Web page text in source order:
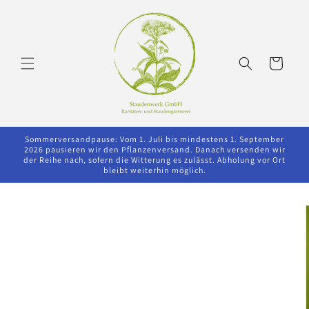
Warenkorb
Sommerversandpause: Vom 1. Juli bis mindestens 1. September
2026 pausieren wir den Pflanzenversand. Danach versenden wir
der Reihe nach, sofern die Witterung es zulässt. Abholung vor Ort
bleibt weiterhin möglich.